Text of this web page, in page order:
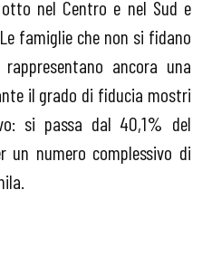
nel Centro e nel Sud e
famiglie che non si fidano
ancora una
il grado di fiducia mostri
si passa dal 40,1% del
numero complessivo di